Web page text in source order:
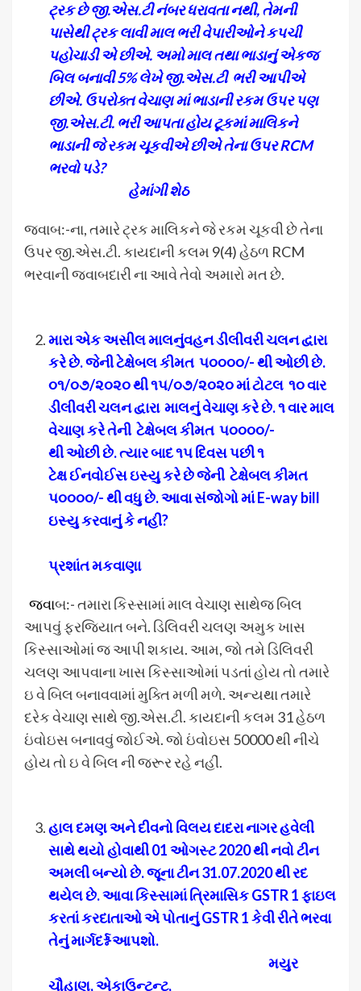
ટ્રક છે જી.એસ.ટી નંબર ધરાવતા નથી, તેમની
પાસેથી ટ્રક લાવી માલ ભરી વેપારીઓને કપચી
પહોચાડી એ છીએ. અમો માલ તથા ભાડાનું એકજ
બિલ બનાવી 5% લેખે જી.એસ.ટી ભરી આપીએ
છીએ. ઉપરોક્ત વેચાણ માં ભાડાની રકમ ઉપર પણ
જી.એસ.ટી. ભરી આપતા હોય ટૂકમાં માલિકને
ભાડાની જે રકમ ચૂકવીએ છીએ તેના ઉપર RCM
ભરવો પડે?
હેમાંગી શેઠ
જવાબ:-ના, તમારે ટ્રક માલિકને જે રકમ ચૂકવી છે તેના
ઉપર જી.એસ.ટી. કાયદાની કલમ 9(4) હેઠળ RCM
ભરવાની જવાબદારી ના આવે તેવો અમારો મત છે.
મારા એક અસીલ માલનુંવહન ડીલીવરી ચલન દ્વારા
કરેછે. જેનીટેક્ષેબલ કીમત ૫૦૦૦૦/- થીઓછીછે.
૦૧/૦૭/૨૦૨૦ થી૧૫/૦૭/૨૦૨૦ માં ટોટલ ૧૦ વાર
ડીલીવરી ચલન દ્વારા માલનુંવેચાણ કરેછે. ૧ વાર માલ
વેચાણ કરેતેની ટેક્ષેબલ કીમત ૫૦૦૦૦/-
થીઓછીછે. ત્યાર બાદ ૧૫ દિવસ પછી ૧
ટેક્ષઈનવોઈસ ઇસ્યુકરેછે જેની ટેક્ષેબલ કીમત
૫૦૦૦૦/- થીવધુ છે. આવાસંજોગોમાંE-way bill
ઇસ્યુકરવાનુંકે નહી?
પ્રશાંત મકવાણા
જવાબ:- તમારા કિસ્સામાં માલ વેચાણ સાથેજ બિલ
આપવું ફરજિયાત બને. ડિલિવરી ચલણ અમુક ખાસ
કિસ્સાઓમાં જ આપી શકાય. આમ, જો તમે ડિલિવરી
ચલણ આપવાના ખાસ કિસ્સાઓમાં પડતાં હોય તો તમારે
ઇ વે બિલ બનાવવામાં મુક્તિ મળી મળે. અન્યથા તમારે
દરેક વેચાણ સાથે જી.એસ.ટી. કાયદાની કલમ 31 હેઠળ
ઇંવોઇસ બનાવવું જોઈએ. જો ઇંવોઇસ 50000 થી નીચે
હોય તો ઇ વે બિલ ની જરૂર રહે નહીં.
હાલ દમણ અને દીવનો વિલય દાદરા નાગર હવેલી
સાથે થયો હોવાથી 01 ઓગસ્ટ 2020 થી નવો ટીન
અમલી બન્યો છે. જૂના ટીન 31.07.2020 થી રદ
થયેલ છે. આવા કિસ્સામાં ત્રિમાસિકGSTR 1 ફાઇલ
કરતાં કરદાતાઓ એ પોતાનું GSTR 1 કેવી રીતે ભરવા
તેનું માર્ગદર્શ્ન આપશો.
મયુર
ચૌહાણ, એકાઉન્ટન્ટ,